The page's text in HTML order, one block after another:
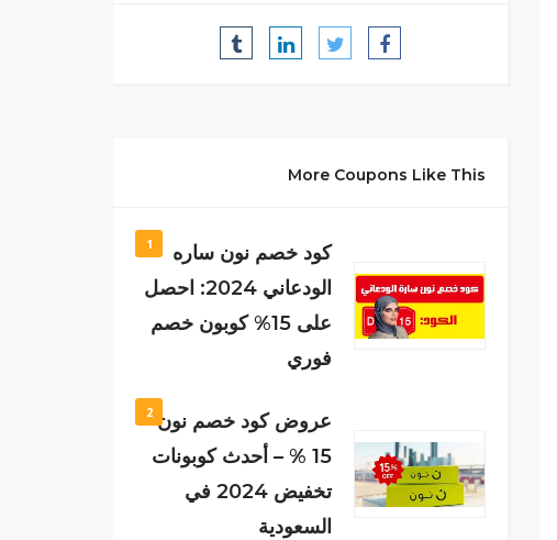
More Coupons Like This
1
كود خصم نون ساره
الودعاني 2024: احصل
على 15% كوبون خصم
فوري
2 عروض كود خصم نون
15 % – أحدث كوبونات
تخفيض 2024 في
السعودية